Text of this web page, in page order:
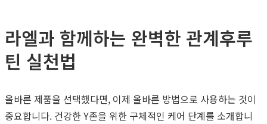
라엘과 함께하는 완벽한 관계후루
틴 실천법
올바른 제품을 선택했다면, 이제 올바른 방법으로 사용하는 것이
중요합니다. 건강한 Y존을 위한 구체적인 케어 단계를 소개합니